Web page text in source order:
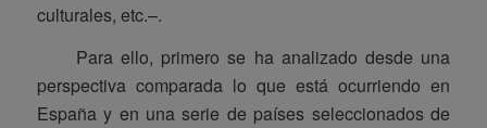
culturales, etc.–.
Para ello, primero se ha analizado desde una
perspectiva comparada lo que está ocurriendo en
España y en una serie de países seleccionados de